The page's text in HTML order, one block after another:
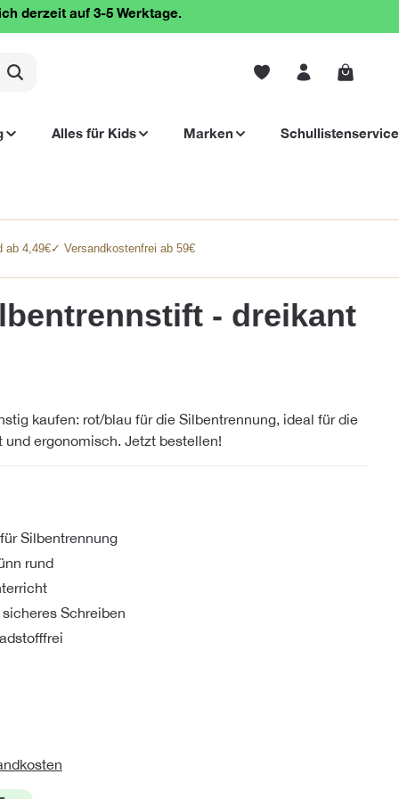
derzeit auf 3-5 Werktage.
Alles für Kids Marken Schullistenservice
ab 4,49€✓ Versandkostenfrei ab 59€
- dreikant
kaufen: rot/blau für die Silbentrennung, ideal für die
ergonomisch. Jetzt bestellen!
Silbentrennung
rund
Schreiben